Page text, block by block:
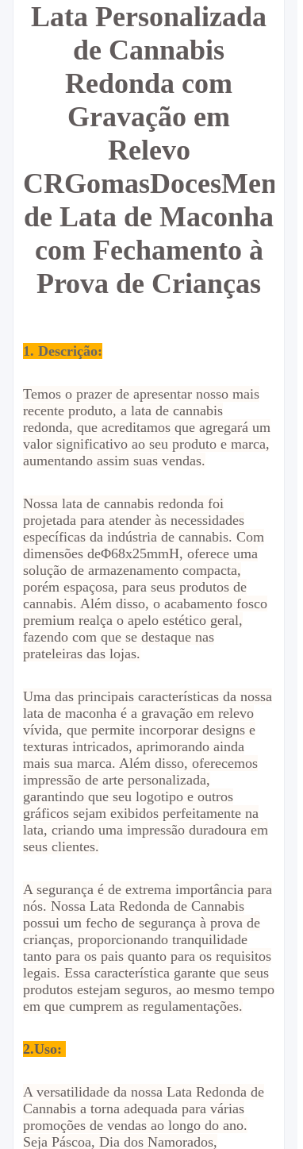
Lata Personalizada
de Cannabis
Redonda com
Gravação em
Relevo
CRGomasDocesMenta
de Lata de Maconha
com Fechamento à
Prova de Crianças
1. Descrição:
Temos o prazer de apresentar nosso mais
recente produto, a lata de cannabis
redonda, que acreditamos que agregará um
valor significativo ao seu produto e marca,
aumentando assim suas vendas.
Nossa lata de cannabis redonda foi
projetada para atender às necessidades
específicas da indústria de cannabis. Com
dimensões deΦ68x25mmH, oferece uma
solução de armazenamento compacta,
porém espaçosa, para seus produtos de
cannabis. Além disso, o acabamento fosco
premium realça o apelo estético geral,
fazendo com que se destaque nas
prateleiras das lojas.
Uma das principais características da nossa
lata de maconha é a gravação em relevo
vívida, que permite incorporar designs e
texturas intricados, aprimorando ainda
mais sua marca. Além disso, oferecemos
impressão de arte personalizada,
garantindo que seu logotipo e outros
gráficos sejam exibidos perfeitamente na
lata, criando uma impressão duradoura em
seus clientes.
A segurança é de extrema importância para
nós. Nossa Lata Redonda de Cannabis
possui um fecho de segurança à prova de
crianças, proporcionando tranquilidade
tanto para os pais quanto para os requisitos
legais. Essa característica garante que seus
produtos estejam seguros, ao mesmo tempo
em que cumprem as regulamentações.
2.Uso:
A versatilidade da nossa Lata Redonda de
Cannabis a torna adequada para várias
promoções de vendas ao longo do ano.
Seja Páscoa, Dia dos Namorados,